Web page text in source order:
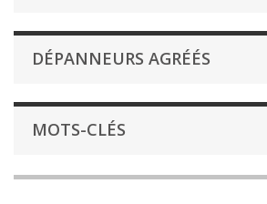
DÉPANNEURS AGRÉÉS
MOTS-CLÉS